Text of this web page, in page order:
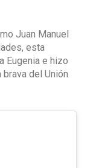
Juan Manuel
esta
Eugenia e hizo
brava del Unión